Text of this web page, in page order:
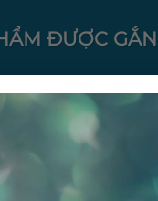
ĐƯỢC GẮN